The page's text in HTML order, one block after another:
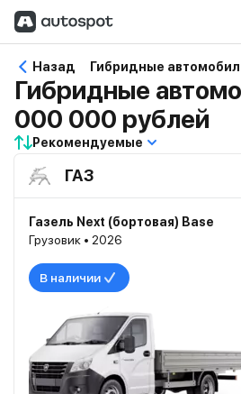
Назад
Гибридные
000 000 рублей
Рекомендуемые
ГАЗ
Газель Next (бортовая) Base
Грузовик • 2026
В наличии